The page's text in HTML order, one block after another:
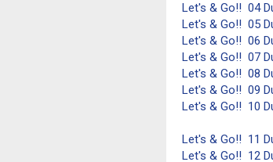
Let's & Go!! 04
Let's & Go!! 05
Let's & Go!! 06
Let's & Go!! 07
Let's & Go!! 08
Let's & Go!! 09
Let's & Go!! 10
Let's & Go!! 11
Let's & Go!! 12